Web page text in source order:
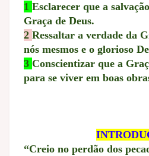
1 Esclarecer que a
Graça de Deus.
2 Ressaltar a verdade da
nós mesmos e o glorioso
3 Conscientizar que a
para se viver em boas
“Creio no perdão dos